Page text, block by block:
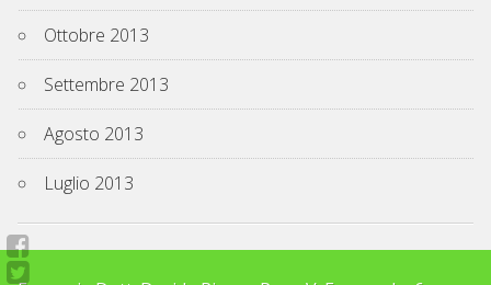
Ottobre 2013
Settembre 2013
Agosto 2013
Luglio 2013